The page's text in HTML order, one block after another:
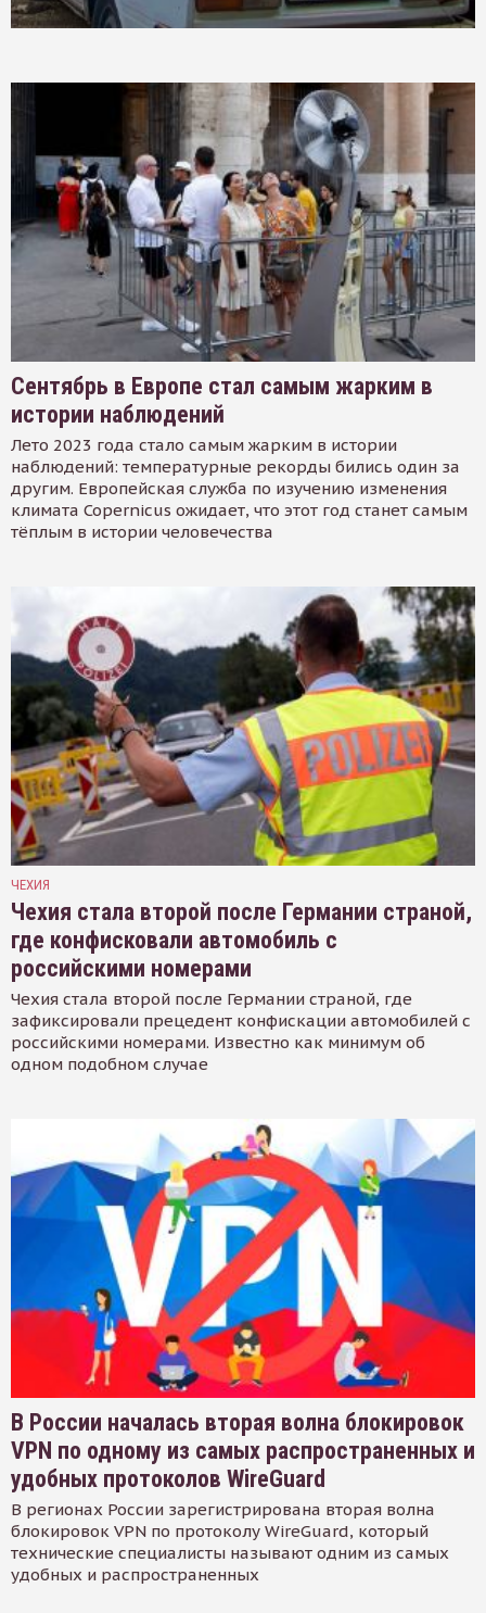
Сентябрь в Европе стал самым жарким в
истории наблюдений
Лето 2023 года стало самым жарким в истории
наблюдений: температурные рекорды бились один за
другим. Европейская служба по изучению изменения
климата Copernicus ожидает, что этот год станет самым
тёплым в истории человечества
ЧЕХИЯ
Чехия стала второй после Германии страной,
где конфисковали автомобиль с
российскими номерами
Чехия стала второй после Германии страной, где
зафиксировали прецедент конфискации автомобилей с
российскими номерами. Известно как минимум об
одном подобном случае
В России началась вторая волна блокировок
VPN по одному из самых распространенных и
удобных протоколов WireGuard
В регионах России зарегистрирована вторая волна
блокировок VPN по протоколу WireGuard, который
технические специалисты называют одним из самых
удобных и распространенных